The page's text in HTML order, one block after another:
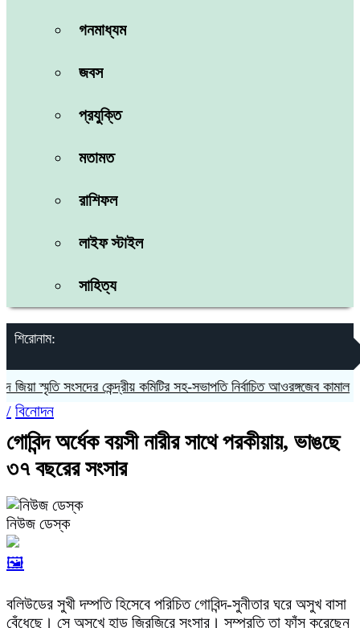
গনমাধ্যম
জবস
প্রযুক্তি
মতামত
রাশিফল
লাইফ স্টাইল
সাহিত্য
শিরোনাম:
স্মৃতি সংসদের কেন্দ্রীয় কমিটির সহ-সভাপতি নির্বাচিত আওরঙ্গজেব কামাল
/ বিনোদন
গোবিন্দ অর্ধেক বয়সী নারীর সাথে পরকীয়ায়, ভাঙছে
৩৭ বছরের সংসার
নিউজ ডেস্ক
🖼️
বলিউডের সুখী দম্পতি হিসেবে পরিচিত গোবিন্দ-সুনীতার ঘরে অসুখ বাসা
বেঁধেছে। সে অসুখে হাড় জিরজিরে সংসার। সম্প্রতি তা ফাঁস করেছেন